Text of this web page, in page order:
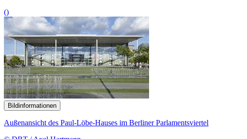
()
Bildinformationen
Außenansicht des Paul-Löbe-Hauses im Berliner Parlamentsviertel